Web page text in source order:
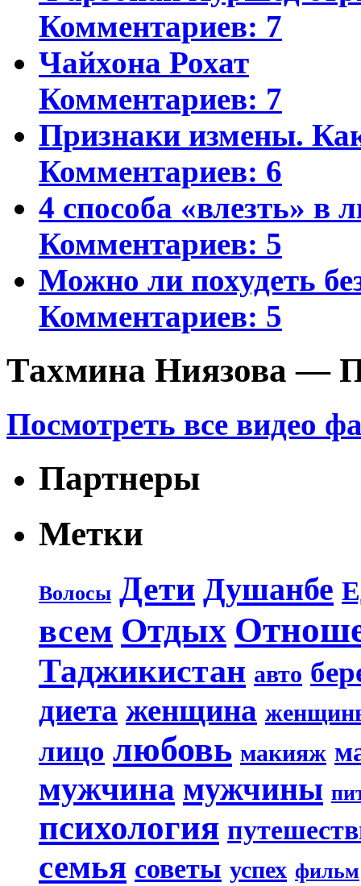
Комментариев: 7
Чайхона Рохат
Комментариев: 7
Признаки измены.
Комментариев: 6
4 способа «влезть» в
Комментариев: 5
Можно ли похудеть
Комментариев: 5
Тахмина Ниязова —
Посмотреть все видео
Партнеры
Метки
Волосы Дети Душанбе
всем Отдых
Таджикистан авто
диета женщина
лицо любовь макияж
мужчина мужчины
психология
семья советы успех фильм